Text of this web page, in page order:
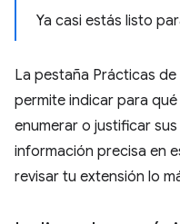
Ya casi estás listo
La pestaña Prácticas
permite indicar para
enumerar o justificar
información precisa en
revisar tu extensión lo